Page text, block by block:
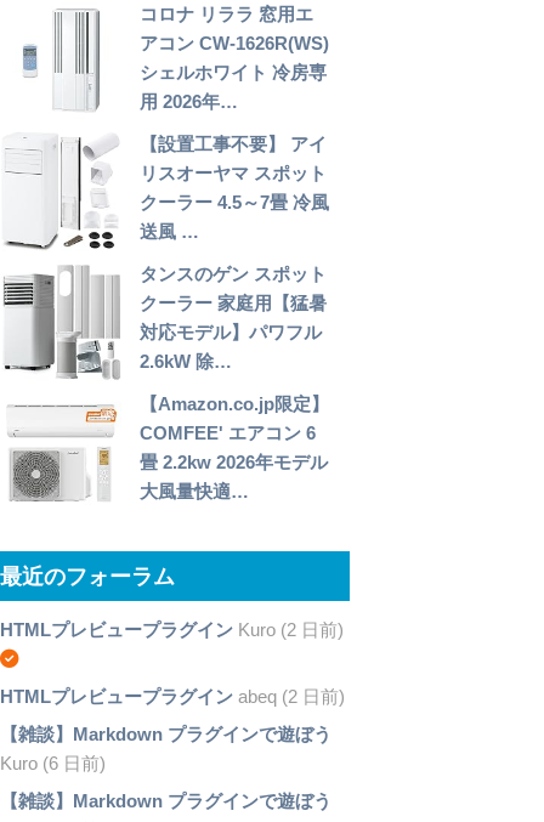
コロナ リララ 窓用エ
アコン CW-1626R(WS)
シェルホワイト 冷房専
用 2026年…
【設置工事不要】 アイ
リスオーヤマ スポット
クーラー 4.5～7畳 冷風
送風 …
タンスのゲン スポット
クーラー 家庭用【猛暑
対応モデル】パワフル
2.6kW 除…
【Amazon.co.jp限定】
COMFEE' エアコン 6
畳 2.2kw 2026年モデル
大風量快適…
最近のフォーラム
HTMLプレビュープラグインKuro (2 日前)
HTMLプレビュープラグインabeq (2 日前)
【雑談】Markdown プラグインで遊ぼう
Kuro (6 日前)
【雑談】Markdown プラグインで遊ぼう